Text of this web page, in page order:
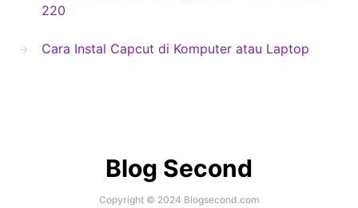
220
Cara Instal Capcut di Komputer atau Laptop
Blog Second
Copyright © 2024 Blogsecond.com